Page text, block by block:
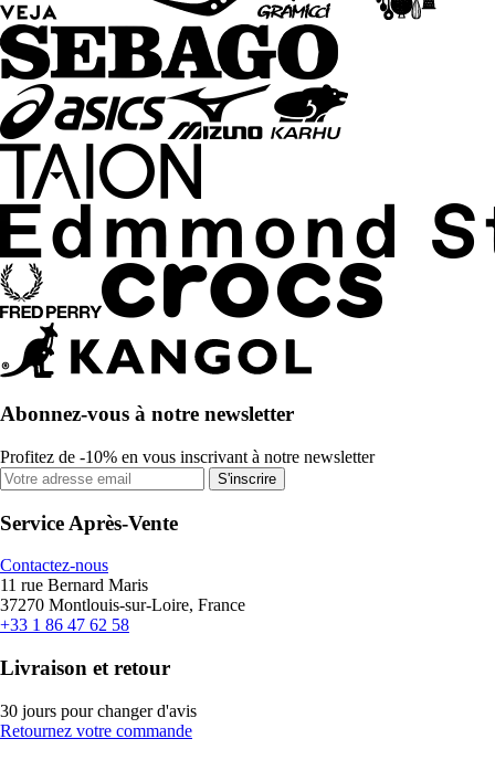
Abonnez-vous à notre newsletter
Profitez de -10% en vous inscrivant à notre newsletter
S'inscrire
Service Après-Vente
Contactez-nous
11 rue Bernard Maris
37270 Montlouis-sur-Loire, France
+33 1 86 47 62 58
Livraison et retour
30 jours pour changer d'avis
Retournez votre commande